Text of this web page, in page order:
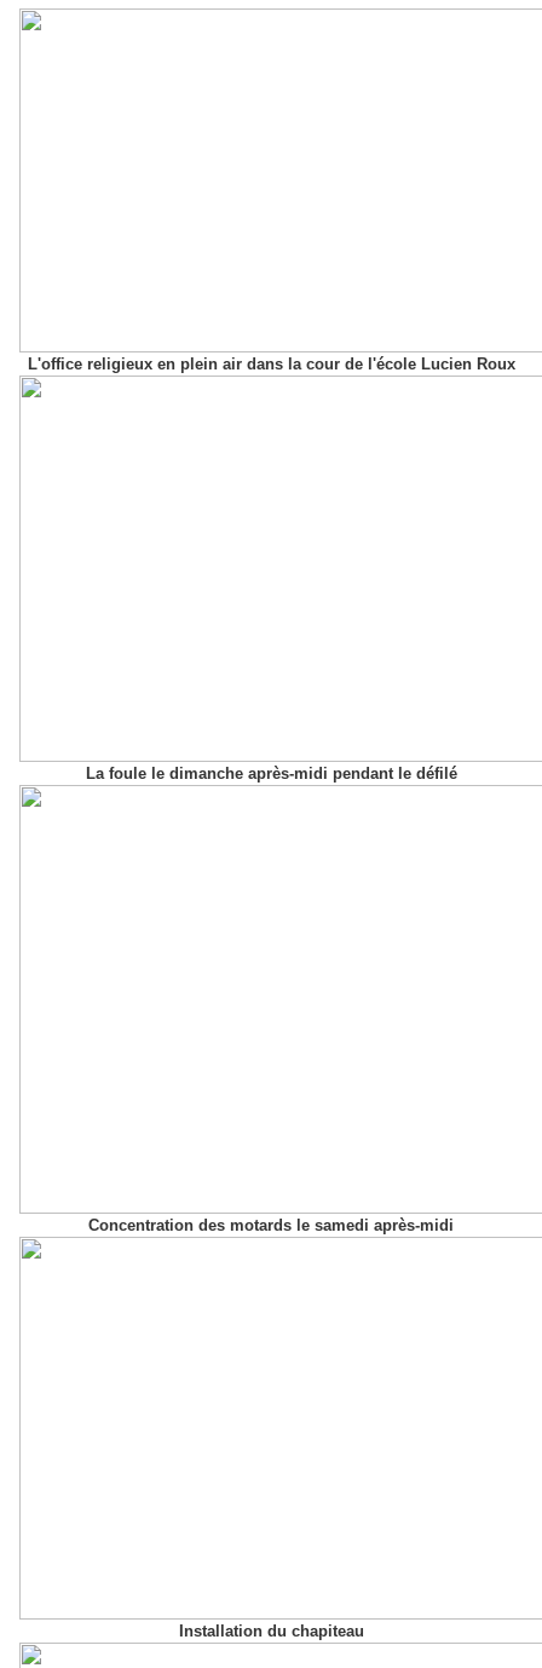
L'office religieux en plein air dans la cour de l'école Lucien Roux
La foule le dimanche après-midi pendant le défilé
Concentration des motards le samedi après-midi
Installation du chapiteau